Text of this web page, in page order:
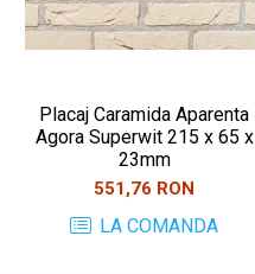
Placaj Caramida Aparenta
Agora Superwit 215 x 65 x
23mm
551,76 RON
LA COMANDA